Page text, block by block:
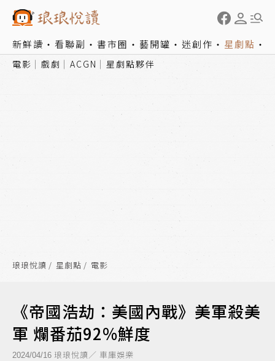
新鮮讀 看聯副 書市圈 藝開罐 迷創作 星劇點
電影 戲劇 ACGN 星劇點夥伴
琅琅悅讀 星劇點 電影
《帝國浩劫：美國內戰》美軍殺美
軍 爛番茄92%鮮度
2024/04/16 琅琅悅讀／ 車庫娛樂